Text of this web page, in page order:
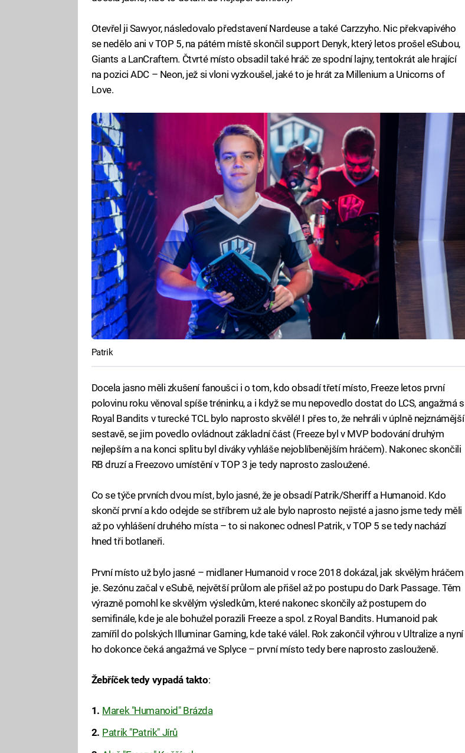
Otevřel ji Sawyor, následovalo představení Nardeuse a také Carzzyho. Nic překvapivého
se nedělo ani v TOP 5, na pátém místě skončil support Denyk, který letos prošel eSubou,
Giants a LanCraftem. Čtvrté místo obsadil také hráč ze spodní lajny, tentokrát ale hrající
na pozici ADC – Neon, jež si vloni vyzkoušel, jaké to je hrát za Millenium a Unicorns of
Love.
Patrik
Docela jasno měli zkušení fanoušci i o tom, kdo obsadí třetí místo, Freeze letos první
polovinu roku věnoval spíše tréninku, a i když se mu nepovedlo dostat do LCS, angažmá s
Royal Bandits v turecké TCL bylo naprosto skvělé! I přes to, že nehráli v úplně nejznámější
sestavě, se jim povedlo ovládnout základní část (Freeze byl v MVP bodování druhým
nejlepším a na konci splitu byl diváky vyhláše nejoblíbenějším hráčem). Nakonec skončili
RB druzí a Freezovo umístění v TOP 3 je tedy naprosto zasloužené.
Co se týče prvních dvou míst, bylo jasné, že je obsadí Patrik/Sheriff a Humanoid. Kdo
skončí první a kdo odejde se stříbrem už ale bylo naprosto nejisté a jasno jsme tedy měli
až po vyhlášení druhého místa – to si nakonec odnesl Patrik, v TOP 5 se tedy nachází
hned tři botlaneři.
První místo už bylo jasné – midlaner Humanoid v roce 2018 dokázal, jak skvělým hráčem
je. Sezónu začal v eSubě, největší průlom ale přišel až po postupu do Dark Passage. Těm
výrazně pomohl ke skvělým výsledkům, které nakonec skončily až postupem do
semifinále, kde je ale bohužel porazili Freeze a spol. z Royal Bandits. Humanoid pak
zamířil do polských Illuminar Gaming, kde také válel. Rok zakončil výhrou v Ultralize a nyní
ho dokonce čeká angažmá ve Splyce – první místo tedy bere naprosto zaslouženě.
Žebříček tedy vypadá takto:
Marek "Humanoid" Brázda
Patrik "Patrik" Jírů